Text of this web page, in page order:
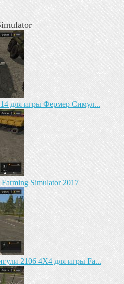
для игры Фермер Симул...
Simulator 2017
2106 4Х4 для игры Fa...